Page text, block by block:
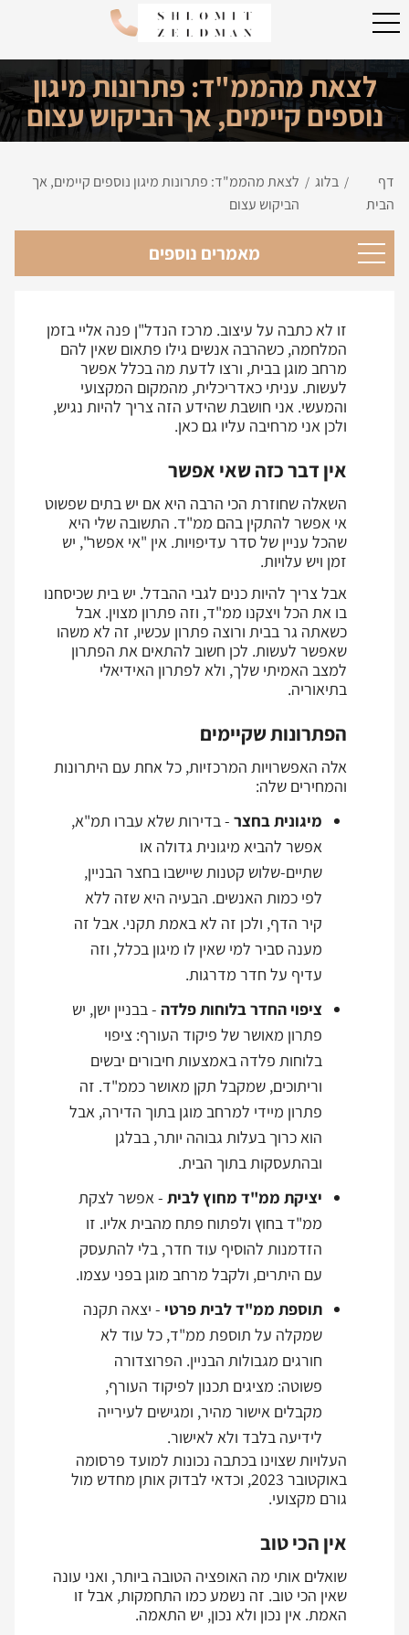
לצאת מהממ"ד: פתרונות מיגון
נוספים קיימים, אך הביקוש עצום
דף
הבית
/ בלוג / לצאת מהממ"ד: פתרונות מיגון נוספים קיימים, אך
הביקוש עצום
מאמרים נוספים
זו לא כתבה על עיצוב. מרכז הנדל"ן פנה אליי בזמן
המלחמה, כשהרבה אנשים גילו פתאום שאין להם
מרחב מוגן בבית, ורצו לדעת מה בכלל אפשר
לעשות. עניתי כאדריכלית, מהמקום המקצועי
והמעשי. אני חושבת שהידע הזה צריך להיות נגיש,
ולכן אני מרחיבה עליו גם כאן.
אין דבר כזה שאי אפשר
השאלה שחוזרת הכי הרבה היא אם יש בתים שפשוט
אי אפשר להתקין בהם ממ"ד. התשובה שלי היא
שהכל עניין של סדר עדיפויות. אין "אי אפשר", יש
זמן ויש עלויות.
אבל צריך להיות כנים לגבי ההבדל. יש בית שכיסחנו
בו את הכל ויצקנו ממ"ד, וזה פתרון מצוין. אבל
כשאתה גר בבית ורוצה פתרון עכשיו, זה לא משהו
שאפשר לעשות. לכן חשוב להתאים את הפתרון
למצב האמיתי שלך, ולא לפתרון האידיאלי
בתיאוריה.
הפתרונות שקיימים
אלה האפשרויות המרכזיות, כל אחת עם היתרונות
והמחירים שלה:
מיגונית בחצר - בדירות שלא עברו תמ"א,
אפשר להביא מיגונית גדולה או
שתיים-שלוש קטנות שיישבו בחצר הבניין,
לפי כמות האנשים. הבעיה היא שזה ללא
קיר הדף, ולכן זה לא באמת תקני. אבל זה
מענה סביר למי שאין לו מיגון בכלל, וזה
עדיף על חדר מדרגות.
ציפוי החדר בלוחות פלדה - בבניין ישן, יש
פתרון מאושר של פיקוד העורף: ציפוי
בלוחות פלדה באמצעות חיבורים יבשים
וריתוכים, שמקבל תקן מאושר כממ"ד. זה
פתרון מיידי למרחב מוגן בתוך הדירה, אבל
הוא כרוך בעלות גבוהה יותר, בבלגן
ובהתעסקות בתוך הבית.
יציקת ממ"ד מחוץ לבית - אפשר לצקת
ממ"ד בחוץ ולפתוח פתח מהבית אליו. זו
הזדמנות להוסיף עוד חדר, בלי להתעסק
עם היתרים, ולקבל מרחב מוגן בפני עצמו.
תוספת ממ"ד לבית פרטי - יצאה תקנה
שמקלה על תוספת ממ"ד, כל עוד לא
חורגים מגבולות הבניין. הפרוצדורה
פשוטה: מציגים תכנון לפיקוד העורף,
מקבלים אישור מהיר, ומגישים לעירייה
לידיעה בלבד ולא לאישור.
העלויות שצוינו בכתבה נכונות למועד פרסומה
באוקטובר 2023, וכדאי לבדוק אותן מחדש מול
גורם מקצועי.
אין הכי טוב
שואלים אותי מה האופציה הטובה ביותר, ואני עונה
שאין הכי טוב. זה נשמע כמו התחמקות, אבל זו
האמת. אין נכון ולא נכון, יש התאמה.